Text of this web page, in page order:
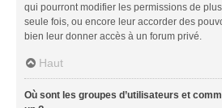
qui pourront modifier les permissions de
seule fois, ou encore leur accorder des
bien leur donner accès à un forum privé.
Haut
Où sont les groupes d’utilisateurs et